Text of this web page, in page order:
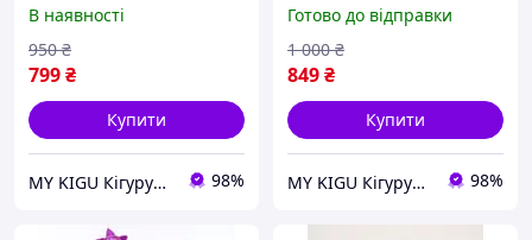
дівчинці Діно Рожевий
В наявності
799₴
950 ₴
Купити
MY KIGU Кігурумі для вієї родини! 98%
Фіолетова котик Kigurumi
для підлітків (1038)
Готово до відправки
849₴
1 000 ₴
Купити
MY KIGU Кігурумі для вієї родини! 98%